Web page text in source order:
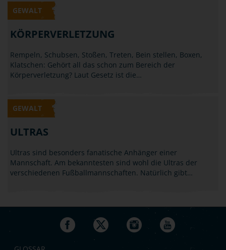
GEWALT
KÖRPERVERLETZUNG
Rempeln, Schubsen, Stoßen, Treten, Bein stellen, Boxen,
Klatschen: Gehört all das schon zum Bereich der
Körperverletzung? Laut Gesetz ist die…
GEWALT
ULTRAS
Ultras sind besonders fanatische Anhänger einer
Mannschaft. Am bekanntesten sind wohl die Ultras der
verschiedenen Fußballmannschaften. Natürlich gibt…